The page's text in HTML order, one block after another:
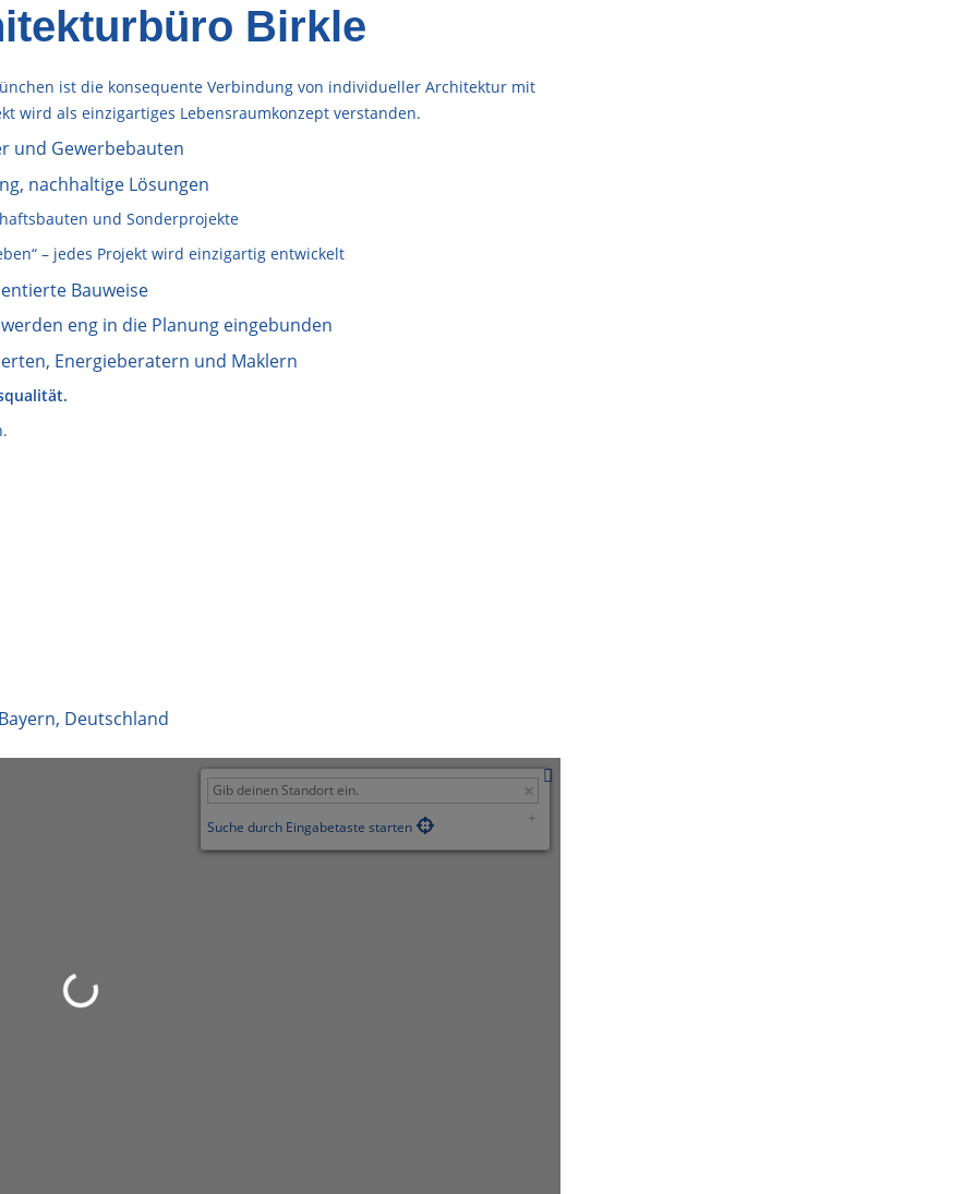
Birkle
ist die konsequente Verbindung von individueller Architektur mit
wird als einzigartiges Lebensraumkonzept verstanden.
und Gewerbebauten
nachhaltige Lösungen
und Sonderprojekte
– jedes Projekt wird einzigartig entwickelt
Bauweise
eng in die Planung eingebunden
Energieberatern und Maklern
, Deutschland
Suche durch Eingabetaste starten